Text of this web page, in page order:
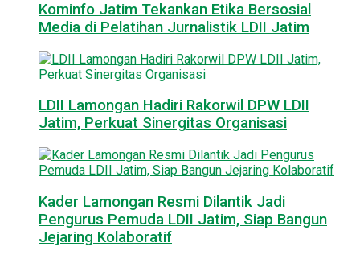
Kominfo Jatim Tekankan Etika Bersosial
Media di Pelatihan Jurnalistik LDII Jatim
LDII Lamongan Hadiri Rakorwil DPW LDII
Jatim, Perkuat Sinergitas Organisasi
Kader Lamongan Resmi Dilantik Jadi
Pengurus Pemuda LDII Jatim, Siap Bangun
Jejaring Kolaboratif